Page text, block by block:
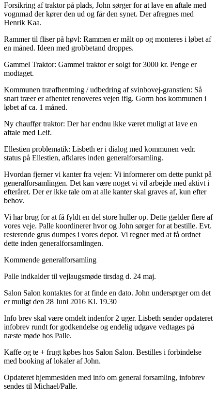
Forsikring af traktor på plads, John sørger for at lave en aftale med
vognmad der kører den ud og får den synet. Der afregnes med
Henrik Kaa.
Rammer til fliser på høvl: Rammen er målt op og monteres i løbet af
en måned. Ideen med grobbetand droppes.
Gammel Traktor: Gammel traktor er solgt for 3000 kr. Penge er
modtaget.
Kommunen træafhentning / udbedring af svinbovej-granstien: Så
snart træer er afhentet renoveres vejen iflg. Gorm hos kommunen i
løbet af ca. 1 måned.
Ny chauffør traktor: Der har endnu ikke været muligt at lave en
aftale med Leif.
Ellestien problematik: Lisbeth er i dialog med kommunen vedr.
status på Ellestien, afklares inden generalforsamling.
Hvordan fjerner vi kanter fra vejen: Vi informerer om dette punkt på
generalforsamlingen. Det kan være noget vi vil arbejde med aktivt i
efteråret. Der er ikke tale om at alle kanter skal graves af, kun efter
behov.
Vi har brug for at få fyldt en del store huller op. Dette gælder flere af
vores veje. Palle koordinerer hvor og John sørger for at bestille. Evt.
resterende grus dumpes i vores depot. Vi regner med at få ordnet
dette inden generalforsamlingen.
Kommende generalforsamling
Palle indkalder til vejlaugsmøde tirsdag d. 24 maj.
Salon Salon kontaktes for at finde en dato. John undersørger om det
er muligt den 28 Juni 2016 Kl. 19.30
Info brev skal være omdelt indenfor 2 uger. Lisbeth sender opdateret
infobrev rundt for godkendelse og endelig udgave vedtages på
næste møde hos Palle.
Kaffe og te + frugt købes hos Salon Salon. Bestilles i forbindelse
med booking af lokaler af John.
Opdateret hjemmesiden med info om general forsamling, infobrev
sendes til Michael/Palle.